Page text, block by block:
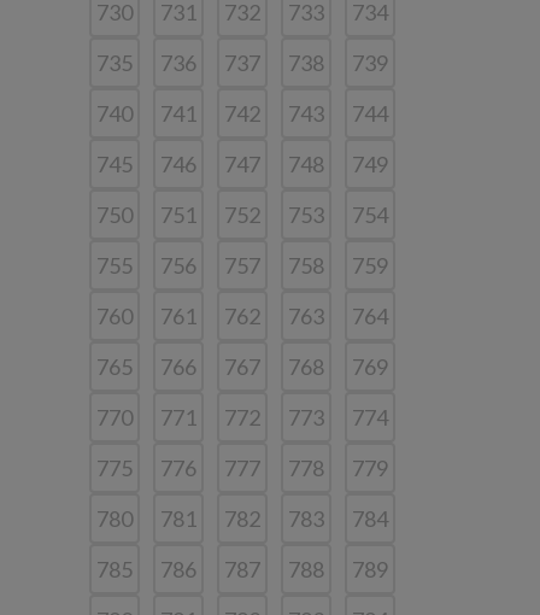
730 731 732 733
734
735
736 737 738
739
740
741 742 743
744
745
746 747 748
749
750
751 752 753
754
755
756 757 758
759
760
761 762 763
764
765
766 767 768
769
770
771 772 773
774
775
776 777 778
779
780
781 782 783
784
785
786 787 788
789